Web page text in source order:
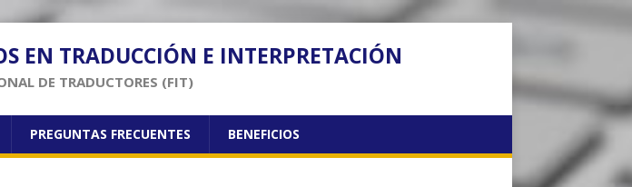
EN TRADUCCIÓN E INTERPRETACIÓN
DE TRADUCTORES (FIT)
PREGUNTAS FRECUENTES BENEFICIOS